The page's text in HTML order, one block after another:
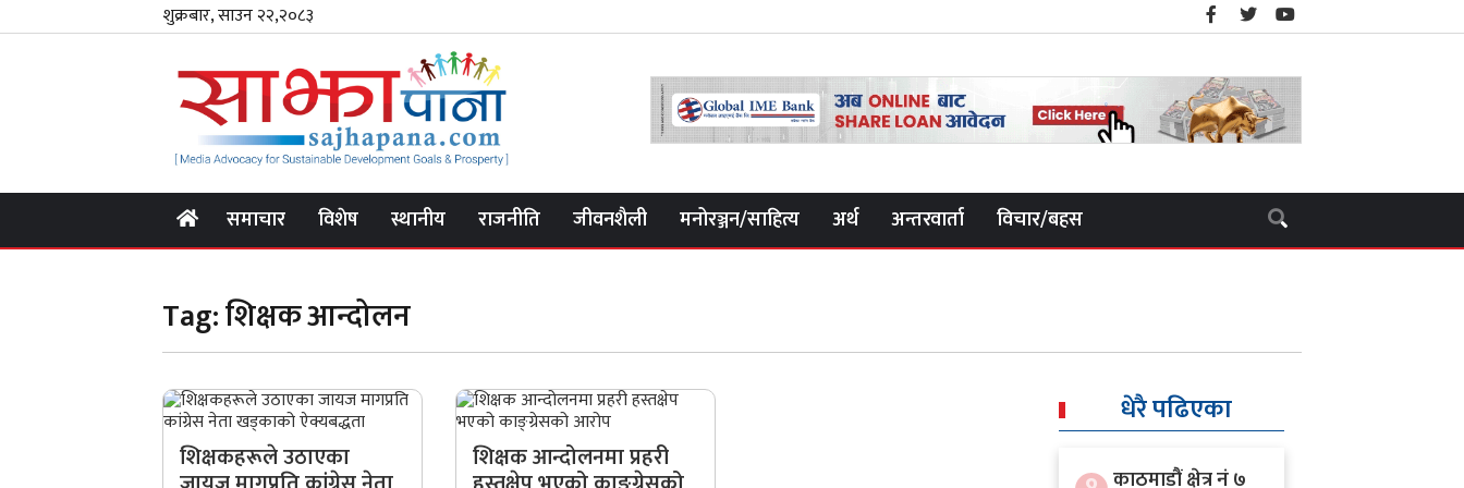
शुक्रबार, साउन २२,२०८३
समाचार विशेष स्थानीय राजनीति जीवनशैली मनोरञ्जन/साहित्य अर्थ अन्तरवार्ता विचार/बहस
Tag:शिक्षक आन्दोलन
शिक्षकहरूले उठाएका शिक्षक आन्दोलनमा प्रहरी
धेरै पढिएका
काठमाडौं क्षेत्र नं ७